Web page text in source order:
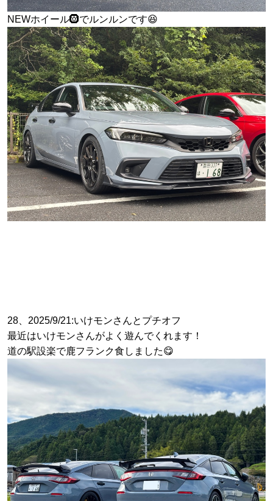
NEWホイール🛞でルンルンです😆
28、2025/9/21:いけモンさんとプチオフ
最近はいけモンさんがよく遊んでくれます！
道の駅設楽で鹿フランク食しました😋